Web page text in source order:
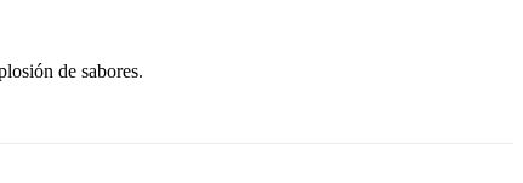
de sabores.